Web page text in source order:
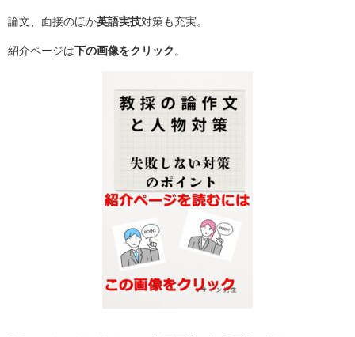
論文、面接のほか英語実技対策も充実。
紹介ページは下の画像をクリック 。